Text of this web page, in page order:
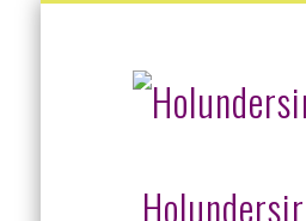
HOLUNDER
HOLUNDERSIRUP
HOLUNDERSIRUP
HOLUNDERSIRUP
HOLUNDERSIRUP